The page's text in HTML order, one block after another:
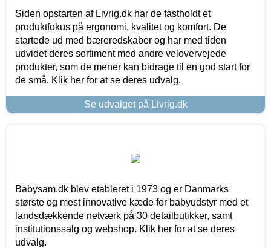
Siden opstarten af Livrig.dk har de fastholdt et
produktfokus på ergonomi, kvalitet og komfort. De
startede ud med bæreredskaber og har med tiden
udvidet deres sortiment med andre velovervejede
produkter, som de mener kan bidrage til en god start for
de små. Klik her for at se deres udvalg.
Se udvalget på Livrig.dk
Babysam.dk blev etableret i 1973 og er Danmarks
største og mest innovative kæde for babyudstyr med et
landsdækkende netværk på 30 detailbutikker, samt
institutionssalg og webshop. Klik her for at se deres
udvalg.